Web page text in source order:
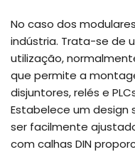
No caso dos
indústria. Trata-se de
utilização,
que permite a
disjuntores, relés e
Estabelece um design
ser facilmente
com calhas DIN